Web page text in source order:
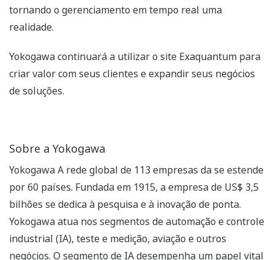
tornando o gerenciamento em tempo real uma
realidade.
Yokogawa continuará a utilizar o site Exaquantum para
criar valor com seus clientes e expandir seus negócios
de soluções.
Sobre a Yokogawa
Yokogawa A rede global de 113 empresas da se estende
por 60 países. Fundada em 1915, a empresa de US$ 3,5
bilhões se dedica à pesquisa e à inovação de ponta.
Yokogawa atua nos segmentos de automação e controle
industrial (IA), teste e medição, aviação e outros
negócios. O segmento de IA desempenha um papel vital